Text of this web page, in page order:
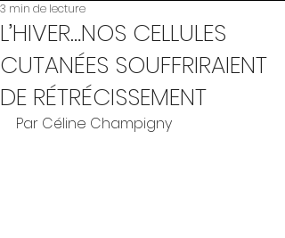
L’HIVER…NOS CELLULES
CUTANÉES SOUFFRIRAIENT
DE RÉTRÉCISSEMENT
3 min de lecture
Par Céline Champigny